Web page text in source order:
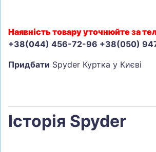
Наявність товару уточнюйте за
+38(044) 456-72-96 +38(050)
Придбати Spyder Куртка у Києві
Історія Spyder